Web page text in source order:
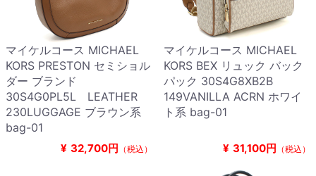
マイケルコース MICHAEL
KORS PRESTON セミショル
ダー ブランド
30S4G0PL5L LEATHER
230LUGGAGE ブラウン系
bag-01
¥ 32,700円 （税込）
マイケルコース MICHAEL
KORS BEX リュック バック
パック 30S4G8XB2B
149VANILLA ACRN ホワイ
ト系 bag-01
¥ 31,100円 （税込）